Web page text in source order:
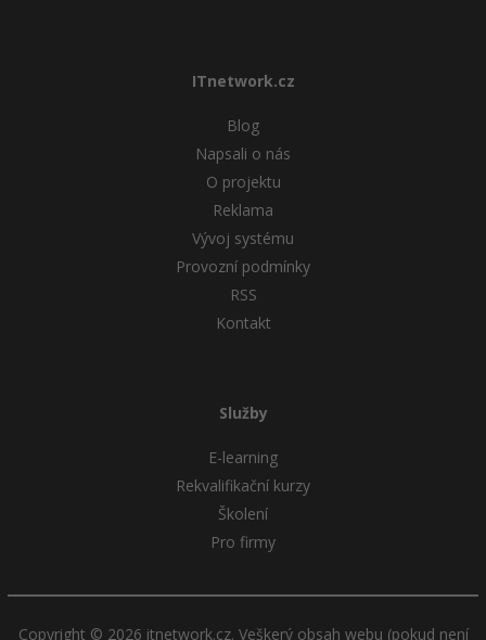
ITnetwork.cz
Blog
Napsali o nás
O projektu
Reklama
Vývoj systému
Provozní podmínky
RSS
Kontakt
Služby
E-learning
Rekvalifikační kurzy
Školení
Pro firmy
Copyright © 2026 itnetwork.cz. Veškerý obsah webu (pokud není